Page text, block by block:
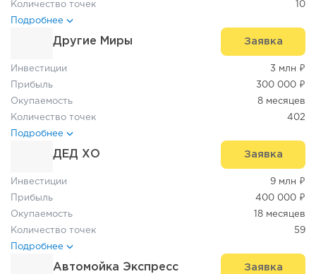
Количество точек 10
Подробнее
Другие Миры Заявка
Инвестиции 3 млн ₽
Прибыль 300 000 ₽
Окупаемость 8 месяцев
Количество точек 402
Подробнее
ДЕД ХО Заявка
Инвестиции 9 млн ₽
Прибыль 400 000 ₽
Окупаемость 18 месяцев
Количество точек 59
Подробнее
Автомойка Экспресс Заявка